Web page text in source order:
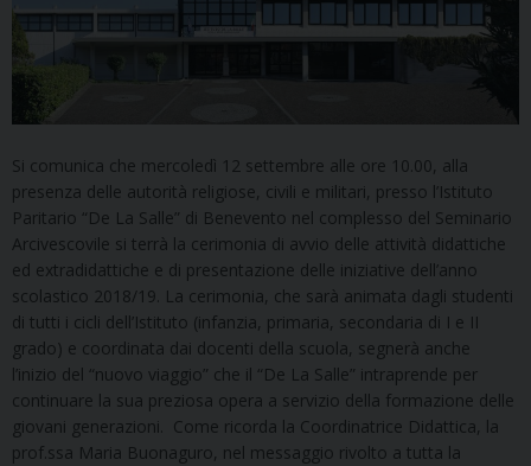
Si comunica che mercoledì 12 settembre alle ore 10.00, alla
presenza delle autorità religiose, civili e militari, presso l’Istituto
Paritario “De La Salle” di Benevento nel complesso del Seminario
Arcivescovile si terrà la cerimonia di avvio delle attività didattiche
ed extradidattiche e di presentazione delle iniziative dell’anno
scolastico 2018/19. La cerimonia, che sarà animata dagli studenti
di tutti i cicli dell’Istituto (infanzia, primaria, secondaria di I e II
grado) e coordinata dai docenti della scuola, segnerà anche
l’inizio del “nuovo viaggio” che il “De La Salle” intraprende per
continuare la sua preziosa opera a servizio della formazione delle
giovani generazioni. Come ricorda la Coordinatrice Didattica, la
prof.ssa Maria Buonaguro, nel messaggio rivolto a tutta la